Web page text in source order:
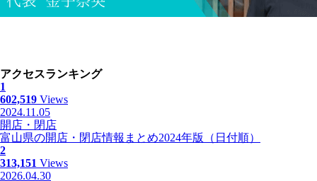
アクセスランキング
1
602,519 Views
2024.11.05
開店・閉店
富山県の開店・閉店情報まとめ2024年版（日付順）
2
313,151 Views
2026.04.30